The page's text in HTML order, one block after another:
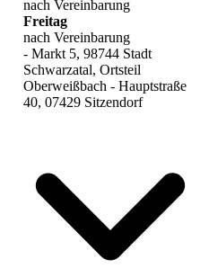
nach Vereinbarung
Freitag
nach Vereinbarung
- Markt 5, 98744 Stadt
Schwarzatal, Ortsteil
Oberweißbach - Hauptstraße
40, 07429 Sitzendorf